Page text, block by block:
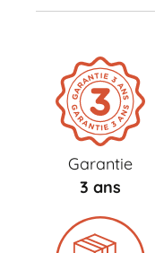
Garantie
3 ans